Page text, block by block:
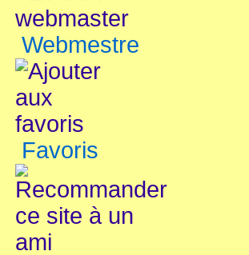
Webmestre
Favoris